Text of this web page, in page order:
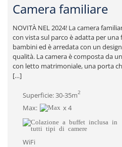
Camera familiare
NOVITÀ NEL 2024! La camera
con vista sul parco è adatta per
bambini ed è arredata con un
qualità. La camera è composta da
con letto matrimoniale, una porta
[…]
Superficie: 30-35m2
Max:
x 4
WiFi